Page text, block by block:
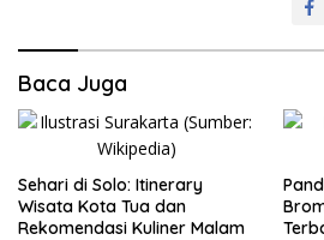
Baca Juga
Sehari di Solo: Itinerary
Wisata Kota Tua dan
Rekomendasi Kuliner Malam